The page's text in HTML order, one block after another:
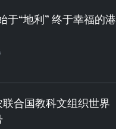
于“地利” 终于幸福的港
合国教科文组织世界